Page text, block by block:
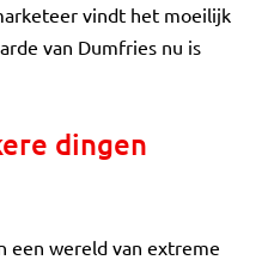
vindt het moeilijk
van Dumfries nu is
dingen
een wereld van extreme